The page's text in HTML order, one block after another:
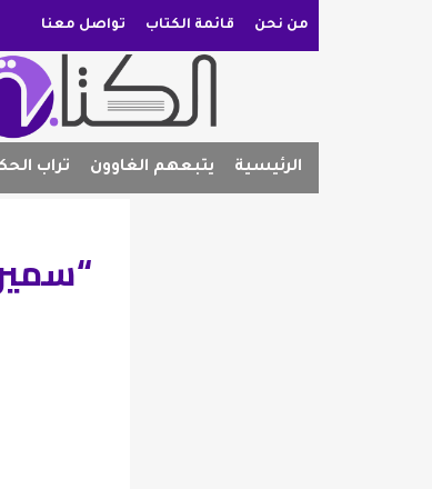
من نحن قائمة الكتاب تواصل معنا
الرئيسية يتبعهم الغاوون تراب
“سمير